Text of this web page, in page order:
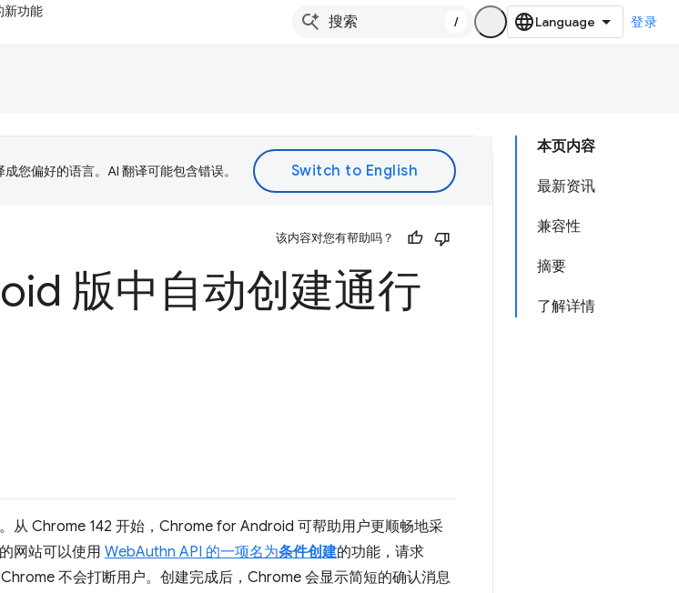
新功能
/ 登录
本页内容
最新资讯
兼容性
摘要
了解详情
您偏好的语言。AI 翻译可能包含错误。
该内容对您有帮助吗？
版中自动创建通行
从 Chrome 142 开始，Chrome for Android 可帮助用户更顺畅地采
网站可以使用 WebAuthn API 的一项名为条件创建的功能，请求
不会打断用户。创建完成后，Chrome 会显示简短的确认消息